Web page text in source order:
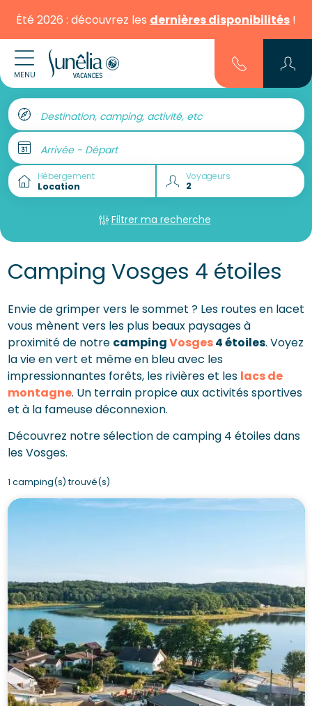
Été 2026 : découvrez les dernières disponibilités !
MENU
Destination, camping, activité, etc
Arrivée - Départ
Hébergement Voyageurs
Filtrer ma recherche
Camping Vosges 4 étoiles
Envie de grimper vers le sommet ? Les routes en lacet
vous mènent vers les plus beaux paysages à
proximité de notre campingVosges4 étoiles. Voyez
la vie en vert et même en bleu avec les
impressionnantes forêts, les rivières et les lacs de
montagne. Un terrain propice aux activités sportives
et à la fameuse déconnexion.
Découvrez notre sélection de camping 4 étoiles dans
les Vosges.
1 camping(s) trouvé(s)